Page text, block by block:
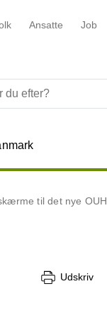
Ansatte Job
til det nye OUH
Udskriv